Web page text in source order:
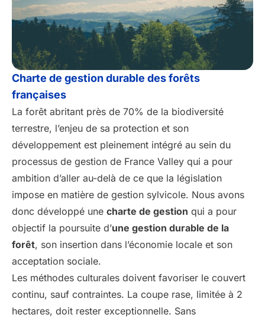
Charte de gestion durable des forêts
françaises
La forêt abritant près de 70% de la biodiversité
terrestre, l’enjeu de sa protection et son
développement est pleinement intégré au sein du
processus de gestion de France Valley qui a pour
ambition d’aller au-delà de ce que la législation
impose en matière de gestion sylvicole. Nous avons
donc développé une charte de gestion qui a pour
objectif la poursuite d’une gestion durable de la
forêt, son insertion dans l’économie locale et son
acceptation sociale.
Les méthodes culturales doivent favoriser le couvert
continu, sauf contraintes. La coupe rase, limitée à 2
hectares, doit rester exceptionnelle. Sans